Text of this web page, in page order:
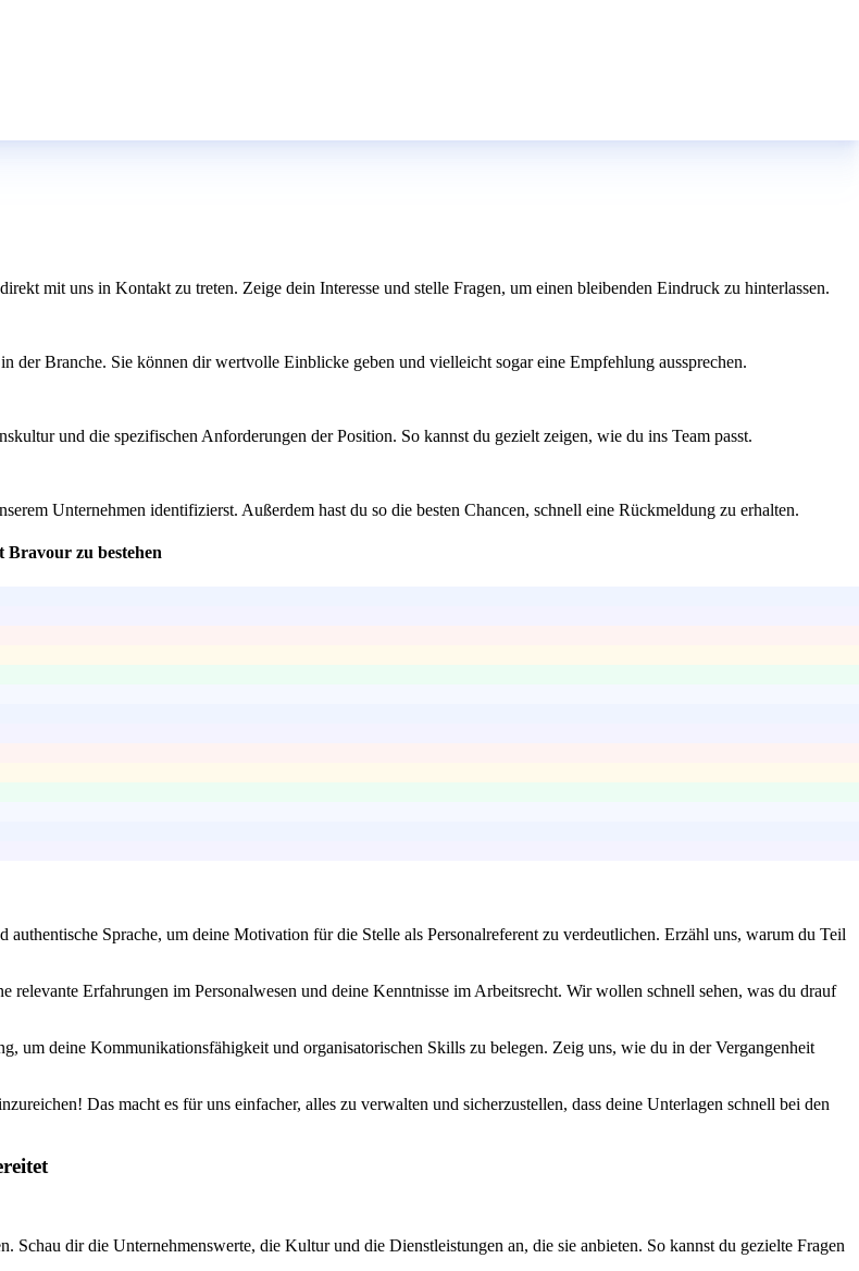
mit uns in Kontakt zu treten. Zeige dein Interesse und stelle Fragen, um einen bleibenden Eindruck zu hinterlassen.
Branche. Sie können dir wertvolle Einblicke geben und vielleicht sogar eine Empfehlung aussprechen.
und die spezifischen Anforderungen der Position. So kannst du gezielt zeigen, wie du ins Team passt.
Unternehmen identifizierst. Außerdem hast du so die besten Chancen, schnell eine Rückmeldung zu erhalten.
Bravour zu bestehen
Sprache, um deine Motivation für die Stelle als Personalreferent zu verdeutlichen. Erzähl uns, warum du Teil
relevante Erfahrungen im Personalwesen und deine Kenntnisse im Arbeitsrecht. Wir wollen schnell sehen, was du drauf
um deine Kommunikationsfähigkeit und organisatorischen Skills zu belegen. Zeig uns, wie du in der Vergangenheit
Das macht es für uns einfacher, alles zu verwalten und sicherzustellen, dass deine Unterlagen schnell bei den
dir die Unternehmenswerte, die Kultur und die Dienstleistungen an, die sie anbieten. So kannst du gezielte Fragen